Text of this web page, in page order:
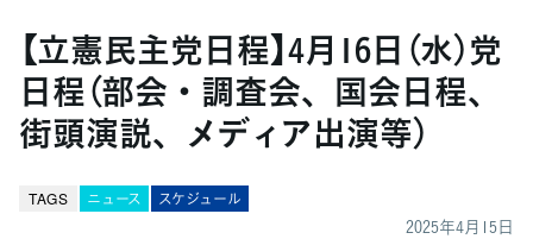
【立憲民主党日程】4月16日（水）党
日程（部会・調査会、国会日程、
街頭演説、メディア出演等）
TAGS ニュース スケジュール
2025年4月15日